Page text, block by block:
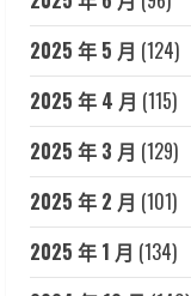
2025 年 5 月 (124)
2025 年 4 月 (115)
2025 年 3 月 (129)
2025 年 2 月 (101)
2025 年 1 月 (134)